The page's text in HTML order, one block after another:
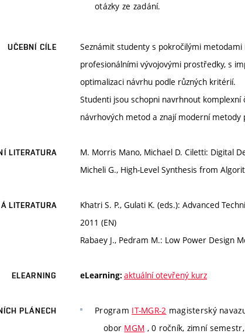
otázky ze zadání.
UČEBNÍ CÍLE
Seznámit studenty s pokročilými
profesionálními vývojovými prostředky, s
optimalizaci návrhu podle různých kritérií.
Studenti jsou schopni navrhnout
návrhových metod a znají moderní
LITERATURA
M. Morris Mano, Michael D. Ciletti: Digital
Micheli G., High-Level Synthesis from
LITERATURA
Khatri S. P., Gulati K. (eds.): Advanced
2011 (EN)
Rabaey J., Pedram M.: Low Power Design
ELEARNING eLearning: aktuální otevřený kurz
PLÁNECH Program IT-MGR-2 magisterský
obor MGM , 0 ročník, zimní